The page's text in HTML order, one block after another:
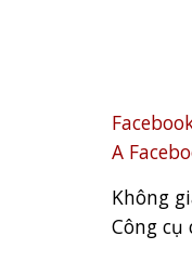
A
Không
Công